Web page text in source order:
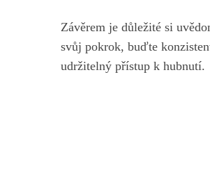
Závěrem je důležité si
svůj pokrok, buďte
udržitelný přístup k hubnutí.